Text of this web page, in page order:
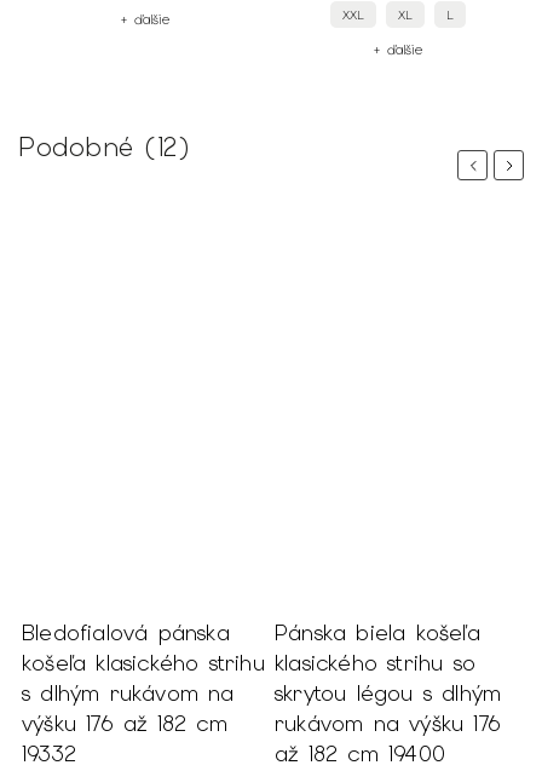
+ ďalšie XXL XL L
+ ďalšie
Podobné (12)
Previous
Bledofialová pánska
košeľa klasického strihu
s dlhým rukávom na
výšku 176 až 182 cm
19332
Pánska biela košeľa
klasického strihu so
skrytou légou s dlhým
rukávom na výšku 176
až 182 cm 19400
Next